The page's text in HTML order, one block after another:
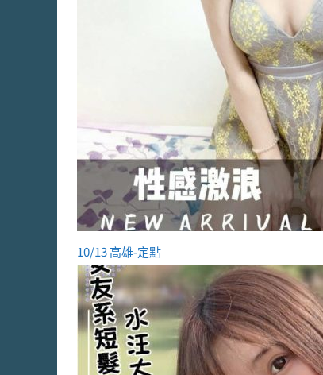
10/13 高雄-定點